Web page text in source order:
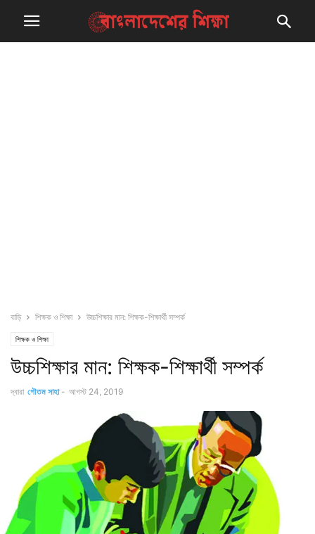
বাড়ি শিক্ষক ও শিক্ষা উচ্চশিক্ষার মান: শিক্ষক-শিক্ষার্থী সম্পর্ক
শিক্ষক ও শিক্ষা
উচ্চশিক্ষার মান: শিক্ষক-শিক্ষার্থী সম্পর্ক
দ্বারা গৌতম সাহা - আগস্ট 24, 2019